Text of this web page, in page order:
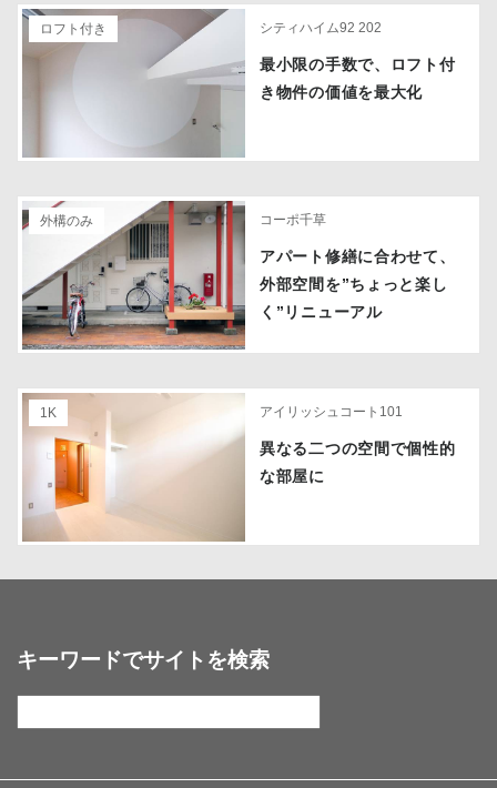
ロフト付き シティハイム92 202
最小限の手数で、ロフト付
き物件の価値を最大化
外構のみ コーポ千草
アパート修繕に合わせて、
外部空間を”ちょっと楽し
く”リニューアル
1K アイリッシュコート101
異なる二つの空間で個性的
な部屋に
キーワードでサイトを検索